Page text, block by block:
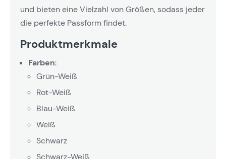
und bieten eine Vielzahl von Größen, sodass jeder
die perfekte Passform findet.
Produktmerkmale
Farben:
Grün-Weiß
Rot-Weiß
Blau-Weiß
Weiß
Schwarz
Schwarz-Weiß